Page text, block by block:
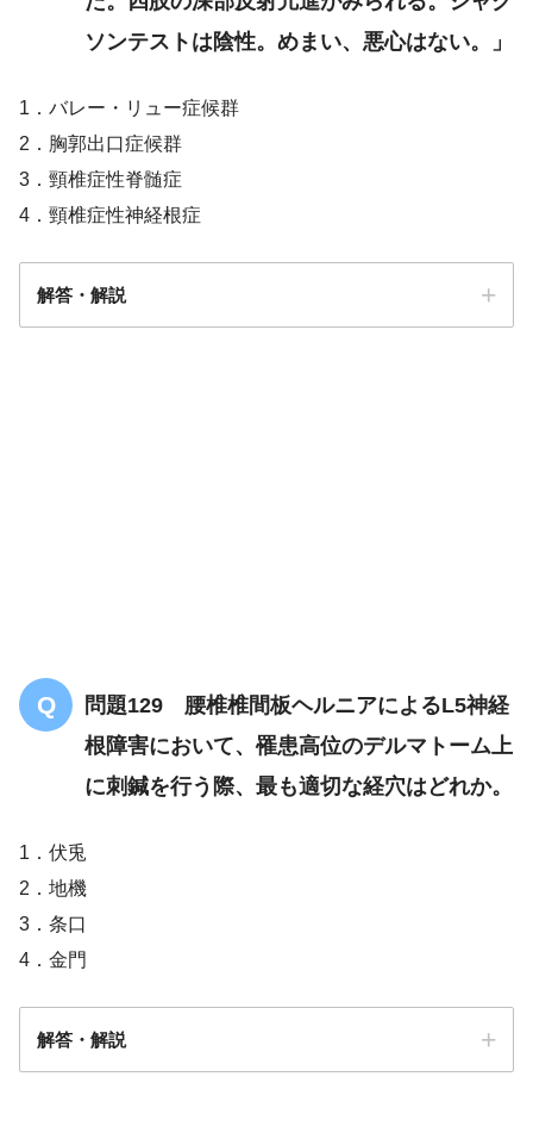
ソンテストは陰性。めまい、悪心はない。」
1．バレー・リュー症候群
2．胸郭出口症候群
3．頸椎症性脊髄症
4．頸椎症性神経根症
解答・解説
四肢の深部反射亢進
ジャクソンテストは陰性
問題129 腰椎椎間板ヘルニアによるL5神経
根障害において、罹患高位のデルマトーム上
に刺鍼を行う際、最も適切な経穴はどれか。
1．伏兎
2．地機
3．条口
4．金門
解答・解説